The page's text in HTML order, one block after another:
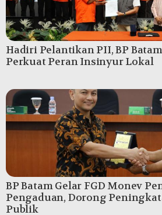
Hadiri Pelantikan PII, BP
Perkuat Peran Insinyur Lokal
BP Batam Gelar FGD Monev
Pengaduan, Dorong
Publik